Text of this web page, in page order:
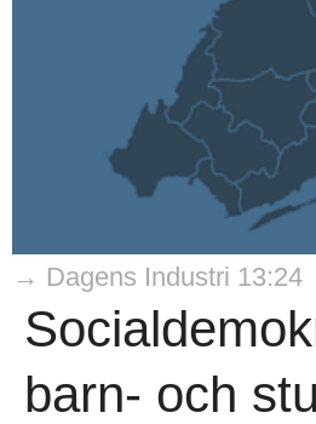
→ Dagens Industri 13:24
barn- och